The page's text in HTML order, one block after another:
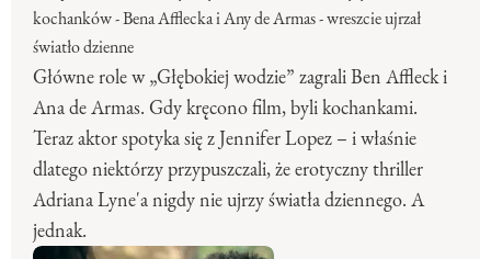
kochanków - Bena Afflecka i Any de Armas - wreszcie ujrzał
światło dzienne
Główne role w „Głębokiej wodzie” zagrali Ben Affleck i
Ana de Armas. Gdy kręcono film, byli kochankami.
Teraz aktor spotyka się z Jennifer Lopez – i właśnie
dlatego niektórzy przypuszczali, że erotyczny thriller
Adriana Lyne'a nigdy nie ujrzy światła dziennego. A
jednak.